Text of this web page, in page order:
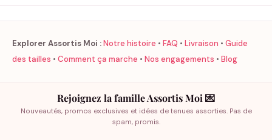
Explorer Assortis Moi :Notre histoire • FAQ • Livraison • Guide
des tailles • Comment ça marche • Nos engagements • Blog
Rejoignez la famille Assortis Moi 💌
Nouveautés, promos exclusives et idées de tenues assorties. Pas de
spam, promis.